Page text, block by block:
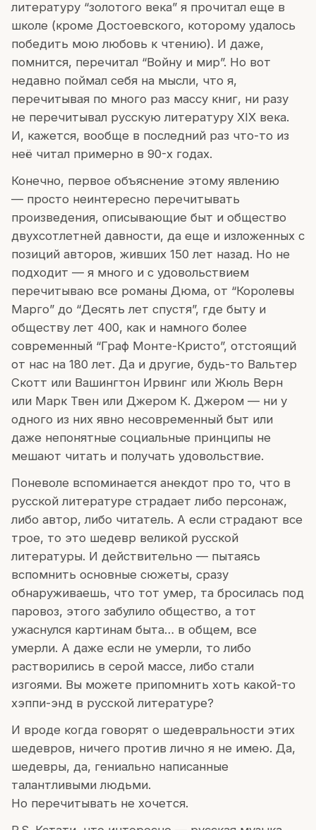
литературу “золотого века” я прочитал еще в
школе (кроме Достоевского, которому удалось
победить мою любовь к чтению). И даже,
помнится, перечитал “Войну и мир”. Но вот
недавно поймал себя на мысли, что я,
перечитывая по много раз массу книг, ни разу
не перечитывал русскую литературу XIX века.
И, кажется, вообще в последний раз что-то из
неё читал примерно в 90-х годах.
Конечно, первое объяснение этому явлению
— просто неинтересно перечитывать
произведения, описывающие быт и общество
двухсотлетней давности, да еще и изложенных с
позиций авторов, живших 150 лет назад. Но не
подходит — я много и с удовольствием
перечитываю все романы Дюма, от “Королевы
Марго” до “Десять лет спустя”, где быту и
обществу лет 400, как и намного более
современный “Граф Монте-Кристо”, отстоящий
от нас на 180 лет. Да и другие, будь-то Вальтер
Скотт или Вашингтон Ирвинг или Жюль Верн
или Марк Твен или Джером К. Джером — ни у
одного из них явно несовременный быт или
даже непонятные социальные принципы не
мешают читать и получать удовольствие.
Поневоле вспоминается анекдот про то, что в
русской литературе страдает либо персонаж,
либо автор, либо читатель. А если страдают все
трое, то это шедевр великой русской
литературы. И действительно — пытаясь
вспомнить основные сюжеты, сразу
обнаруживаешь, что тот умер, та бросилась под
паровоз, этого забулило общество, а тот
ужаснулся картинам быта… в общем, все
умерли. А даже если не умерли, то либо
растворились в серой массе, либо стали
изгоями. Вы можете припомнить хоть какой-то
хэппи-энд в русской литературе?
И вроде когда говорят о шедевральности этих
шедевров, ничего против лично я не имею. Да,
шедевры, да, гениально написанные
талантливыми людьми.
Но перечитывать не хочется.